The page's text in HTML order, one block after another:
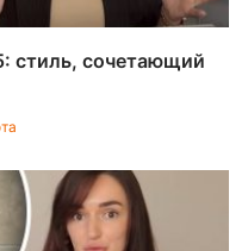
стиль, сочетающий